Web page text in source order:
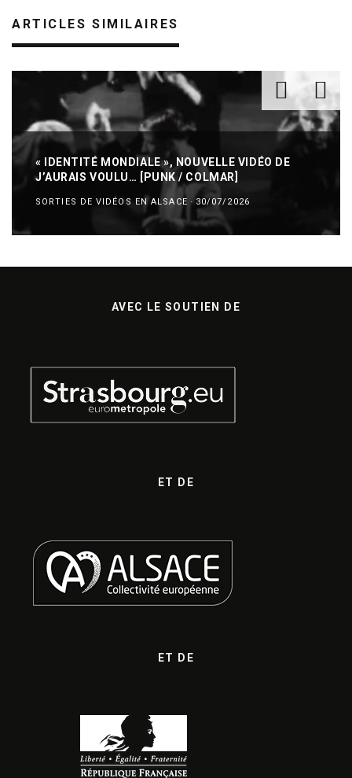
ARTICLES SIMILAIRES
« IDENTITÉ MONDIALE », NOUVELLE VIDÉO DE
J’AURAIS VOULU… [PUNK / COLMAR]
SORTIES DE VIDÉOS EN ALSACE · 30/07/2026
AVEC LE SOUTIEN DE
ET DE
ET DE